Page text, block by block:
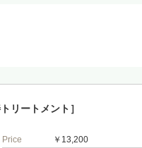
リートメント］
Price
￥13,200